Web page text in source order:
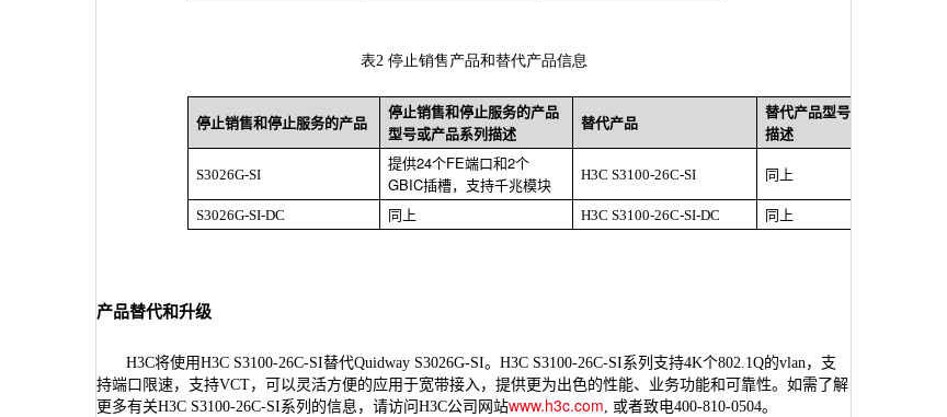
表2 停止销售产品和替代产品信息
停止销售和停止服务的产品
停止销售和停止服务的产品
型号或产品系列描述
替代产品
替代产品型号或产品系列
描述
S3026G-SI
提供24个FE端口和2个
GBIC插槽，支持千兆模块 H3C S3100-26C-SI 同上
S3026G-SI-DC 同上 H3C S3100-26C-SI-DC 同上
产品替代和升级
H3C将使用H3C S3100-26C-SI替代Quidway S3026G-SI。 H3C S3100-26C-SI系列支持4K个802.1Q的vlan，支
持端口限速，支持VCT，可以灵活方便的应用于宽带接入，提供更为出色的性能、业务功能和可靠性。如需了解
更多有关H3C S3100-26C-SI系列的信息，请访问 H3C公司网站www.h3c.com, 或者致电400-810-0504。